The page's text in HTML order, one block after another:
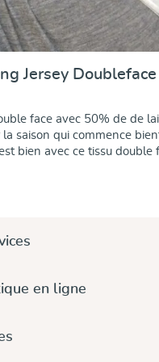
Jersey Doubleface
face avec 50% de de
saison qui commence
gris argenté. Le côté laine
kbA, le tissu est garanti
double face se laisse
et sécurité. Il suit
Le tricotage, les bords à
la forme et la durabilité, le
en ligne